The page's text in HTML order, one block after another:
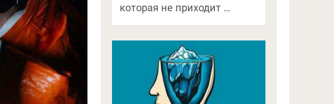
которая не приходит …